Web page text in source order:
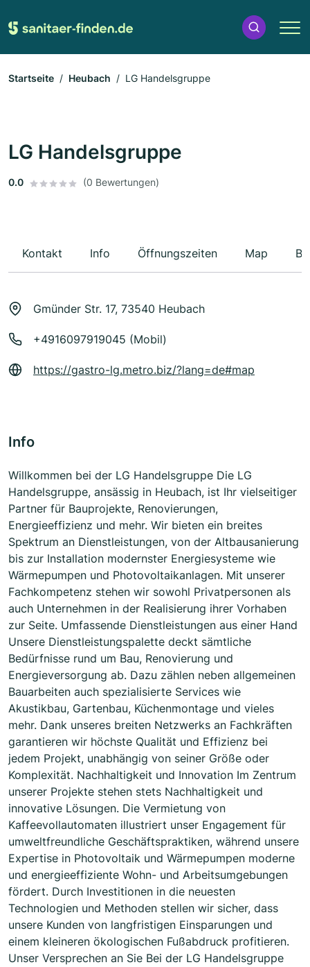
Startseite Heubach LG Handelsgruppe
LG Handelsgruppe
0.0 (0 Bewertungen)
Kontakt Info Öffnungszeiten Map
Gmünder Str. 17, 73540 Heubach
+4916097919045 (Mobil)
https://gastro-lg.metro.biz/?lang=de#map
Info
Willkommen bei der LG Handelsgruppe Die LG
Handelsgruppe, ansässig in Heubach, ist Ihr vielseitiger
Partner für Bauprojekte, Renovierungen,
Energieeffizienz und mehr. Wir bieten ein breites
Spektrum an Dienstleistungen, von der Altbausanierung
bis zur Installation modernster Energiesysteme wie
Wärmepumpen und Photovoltaikanlagen. Mit unserer
Fachkompetenz stehen wir sowohl Privatpersonen als
auch Unternehmen in der Realisierung ihrer Vorhaben
zur Seite. Umfassende Dienstleistungen aus einer Hand
Unsere Dienstleistungspalette deckt sämtliche
Bedürfnisse rund um Bau, Renovierung und
Energieversorgung ab. Dazu zählen neben allgemeinen
Bauarbeiten auch spezialisierte Services wie
Akustikbau, Gartenbau, Küchenmontage und vieles
mehr. Dank unseres breiten Netzwerks an Fachkräften
garantieren wir höchste Qualität und Effizienz bei
jedem Projekt, unabhängig von seiner Größe oder
Komplexität. Nachhaltigkeit und Innovation Im Zentrum
unserer Projekte stehen stets Nachhaltigkeit und
innovative Lösungen. Die Vermietung von
Kaffeevollautomaten illustriert unser Engagement für
umweltfreundliche Geschäftspraktiken, während unsere
Expertise in Photovoltaik und Wärmepumpen moderne
und energieeffiziente Wohn- und Arbeitsumgebungen
fördert. Durch Investitionen in die neuesten
Technologien und Methoden stellen wir sicher, dass
unsere Kunden von langfristigen Einsparungen und
einem kleineren ökologischen Fußabdruck profitieren.
Unser Versprechen an Sie Bei der LG Handelsgruppe